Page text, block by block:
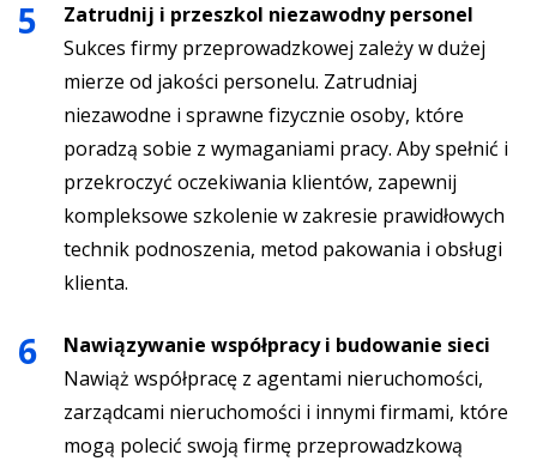
Zatrudnij i przeszkol niezawodny personel
Sukces firmy przeprowadzkowej zależy w dużej
mierze od jakości personelu. Zatrudniaj
niezawodne i sprawne fizycznie osoby, które
poradzą sobie z wymaganiami pracy. Aby spełnić i
przekroczyć oczekiwania klientów, zapewnij
kompleksowe szkolenie w zakresie prawidłowych
technik podnoszenia, metod pakowania i obsługi
klienta.
Nawiązywanie współpracy i budowanie sieci
Nawiąż współpracę z agentami nieruchomości,
zarządcami nieruchomości i innymi firmami, które
mogą polecić swoją firmę przeprowadzkową